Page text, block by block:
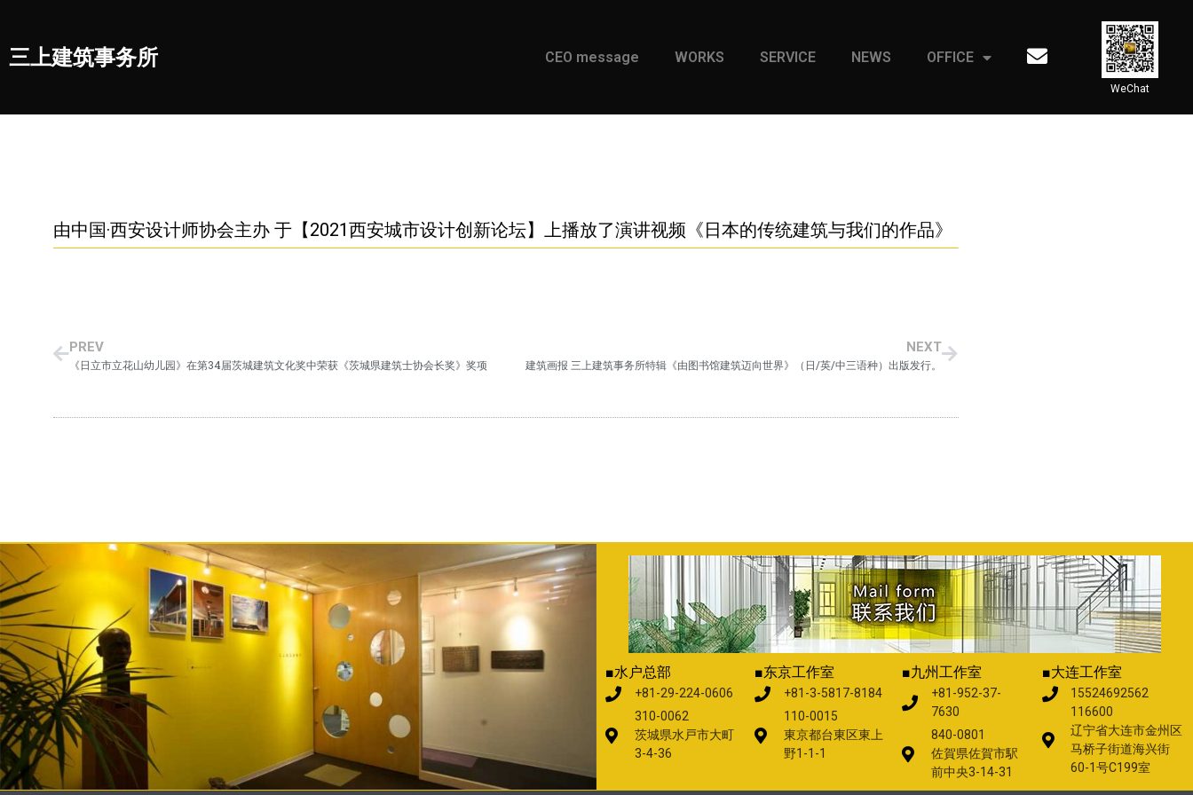
三上建筑事务所 CEO message WORKS SERVICE NEWS OFFICE
WeChat
由中国·西安设计师协会主办 于【2021西安城市设计创新论坛】上播放了演讲视频《日本的传统建筑与我们的作品》
PREV
《日立市立花山幼儿园》在第34届茨城建筑文化奖中荣获《茨城県建筑士协会长奖》奖项
NEXT
建筑画报 三上建筑事务所特辑《由图书馆建筑迈向世界》（日/英/中三语种）出版发行。
■水户总部
+81-29-224-0606
310-0062
茨城県水戸市大町
3-4-36
■东京工作室
+81-3-5817-8184
110-0015
東京都台東区東上
野1-1-1
■九州工作室
+81-952-37-
7630
840-0801
佐賀県佐賀市駅
前中央3-14-31
■大连工作室
15524692562
116600
辽宁省大连市金州区
马桥子街道海兴街
60-1号C199室